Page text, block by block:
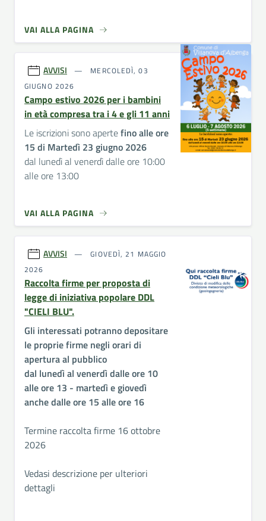
VAI ALLA PAGINA
AVVISI
MERCOLEDÌ, 03
GIUGNO 2026
Campo estivo 2026 per i bambini
in età compresa tra i 4 e gli 11 anni
Le iscrizioni sono apertefino alle ore
15 di Martedì 23 giugno 2026
dal lunedì al venerdì dalle ore 10:00
alle ore 13:00
VAI ALLA PAGINA
AVVISI
GIOVEDÌ, 21 MAGGIO
2026
Raccolta firme per proposta di
legge di iniziativa popolare DDL
"CIELI BLU".
Gli interessati potranno depositare
le proprie firme negli orari di
apertura al pubblico
dal lunedì al venerdì dalle ore 10
alle ore 13 - martedì e giovedì
anche dalle ore 15 alle ore 16
Termine raccolta firme 16 ottobre
2026
Vedasi descrizione per ulteriori
dettagli